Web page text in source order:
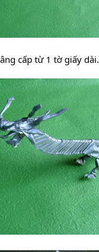
cấp từ 1 tờ giấy dài.